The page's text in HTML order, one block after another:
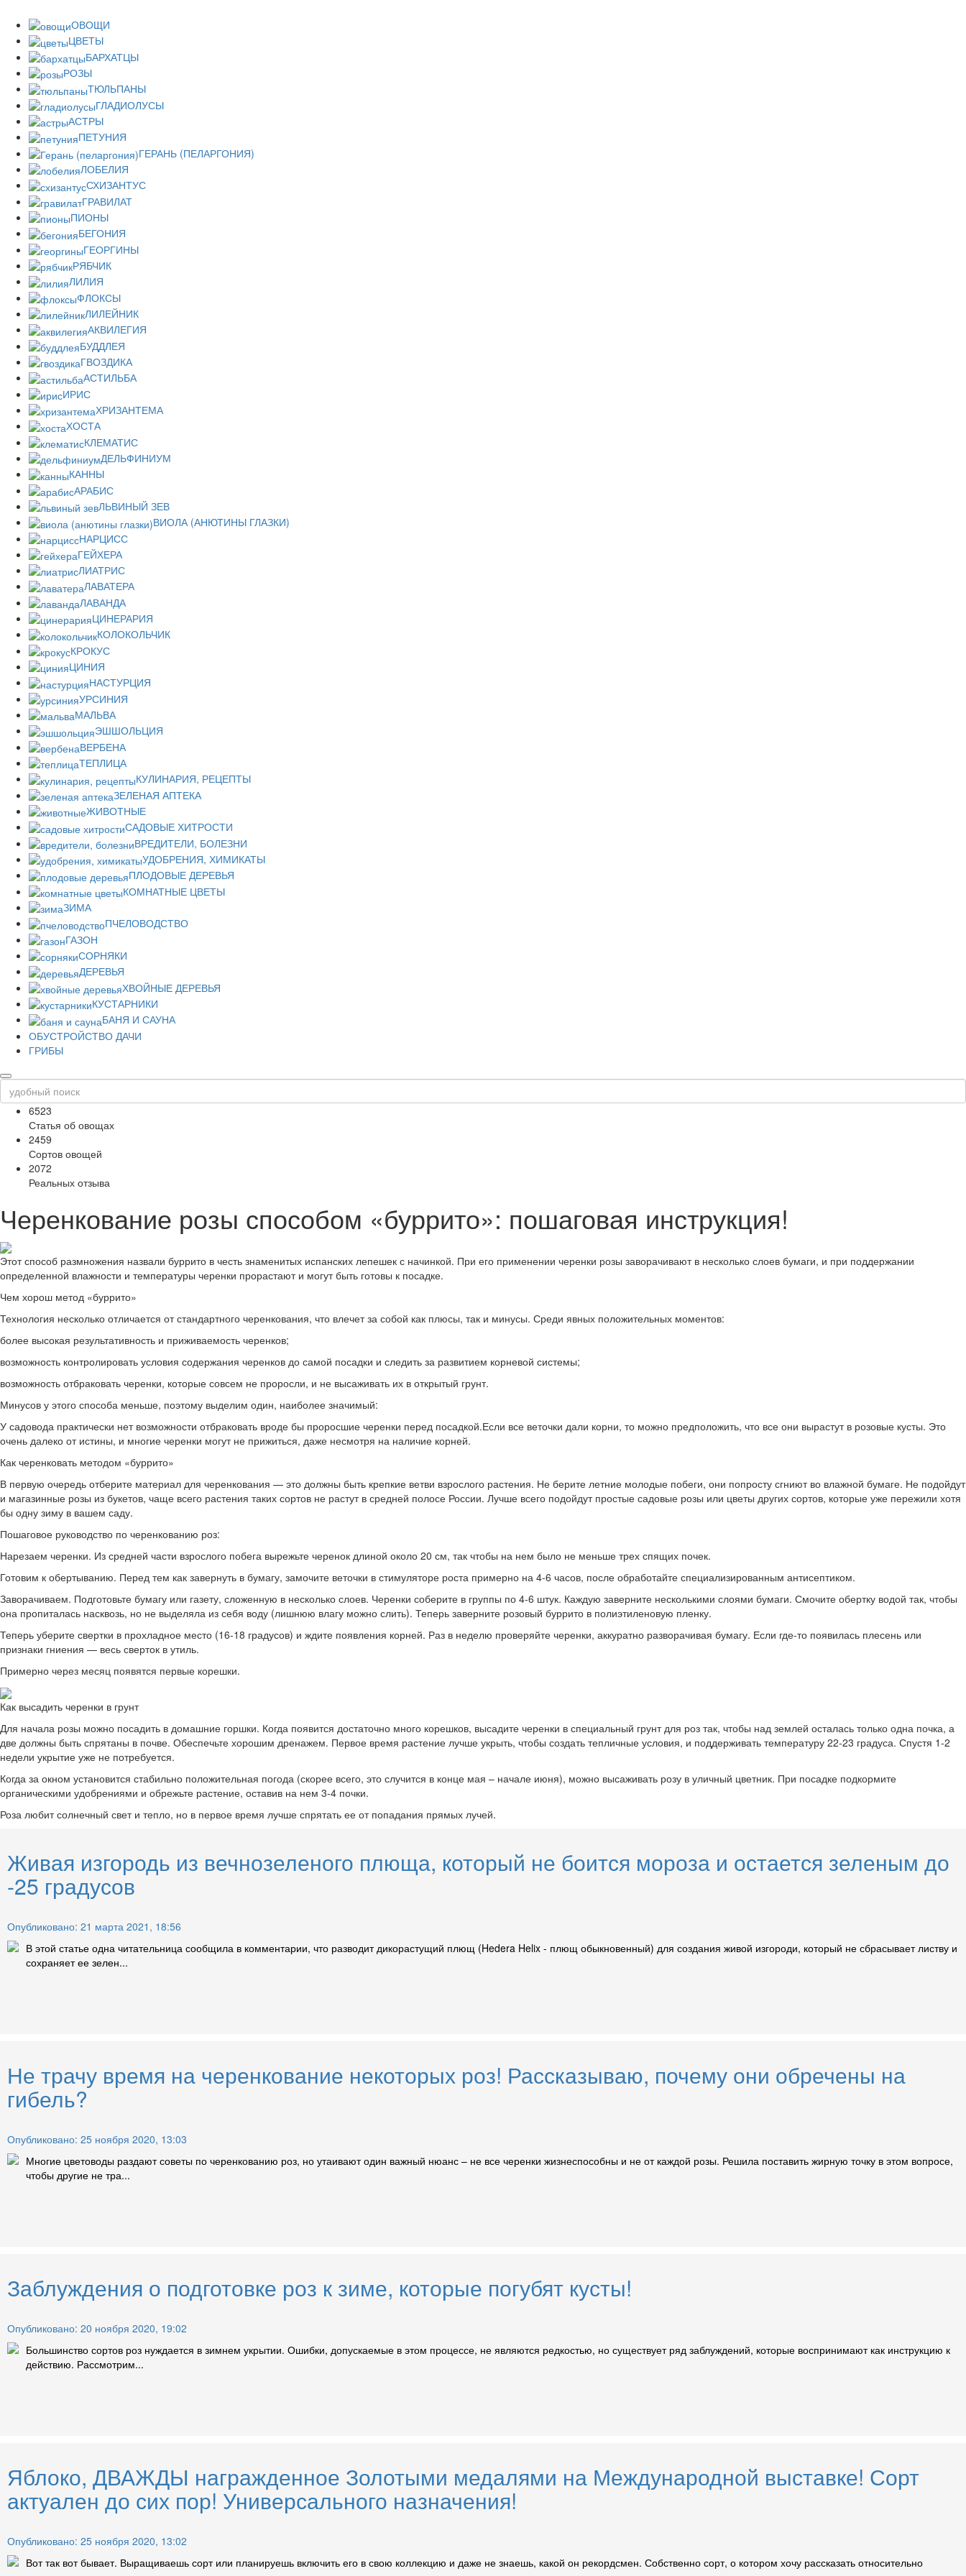
ОВОЩИ
ЦВЕТЫ
БАРХАТЦЫ
РОЗЫ
ТЮЛЬПАНЫ
ГЛАДИОЛУСЫ
АСТРЫ
ПЕТУНИЯ
ГЕРАНЬ (ПЕЛАРГОНИЯ)
ЛОБЕЛИЯ
СХИЗАНТУС
ГРАВИЛАТ
ПИОНЫ
БЕГОНИЯ
ГЕОРГИНЫ
РЯБЧИК
ЛИЛИЯ
ФЛОКСЫ
ЛИЛЕЙНИК
АКВИЛЕГИЯ
БУДДЛЕЯ
ГВОЗДИКА
АСТИЛЬБА
ИРИС
ХРИЗАНТЕМА
ХОСТА
КЛЕМАТИС
ДЕЛЬФИНИУМ
КАННЫ
АРАБИС
ЛЬВИНЫЙ ЗЕВ
ВИОЛА (АНЮТИНЫ ГЛАЗКИ)
НАРЦИСС
ГЕЙХЕРА
ЛИАТРИС
ЛАВАТЕРА
ЛАВАНДА
ЦИНЕРАРИЯ
КОЛОКОЛЬЧИК
КРОКУС
ЦИНИЯ
НАСТУРЦИЯ
УРСИНИЯ
МАЛЬВА
ЭШШОЛЬЦИЯ
ВЕРБЕНА
ТЕПЛИЦА
КУЛИНАРИЯ, РЕЦЕПТЫ
ЗЕЛЕНАЯ АПТЕКА
ЖИВОТНЫЕ
САДОВЫЕ ХИТРОСТИ
ВРЕДИТЕЛИ, БОЛЕЗНИ
УДОБРЕНИЯ, ХИМИКАТЫ
ПЛОДОВЫЕ ДЕРЕВЬЯ
КОМНАТНЫЕ ЦВЕТЫ
ЗИМА
ПЧЕЛОВОДСТВО
ГАЗОН
СОРНЯКИ
ДЕРЕВЬЯ
ХВОЙНЫЕ ДЕРЕВЬЯ
КУСТАРНИКИ
БАНЯ И САУНА
ОБУСТРОЙСТВО ДАЧИ
ГРИБЫ
6523
Статья об овощах
2459
Сортов овощей
2072
Реальных отзыва
Черенкование розы способом «буррито»: пошаговая инструкция!
Этот способ размножения назвали буррито в честь знаменитых испанских лепешек с начинкой. При его применении черенки розы заворачивают в несколько слоев бумаги, и при поддержании
определенной влажности и температуры черенки прорастают и могут быть готовы к посадке.
Чем хорош метод «буррито»
Технология несколько отличается от стандартного черенкования, что влечет за собой как плюсы, так и минусы. Среди явных положительных моментов:
более высокая результативность и приживаемость черенков;
возможность контролировать условия содержания черенков до самой посадки и следить за развитием корневой системы;
возможность отбраковать черенки, которые совсем не проросли, и не высаживать их в открытый грунт.
Минусов у этого способа меньше, поэтому выделим один, наиболее значимый:
У садовода практически нет возможности отбраковать вроде бы проросшие черенки перед посадкой.Если все веточки дали корни, то можно предположить, что все они вырастут в розовые кусты. Это
очень далеко от истины, и многие черенки могут не прижиться, даже несмотря на наличие корней.
Как черенковать методом «буррито»
В первую очередь отберите материал для черенкования — это должны быть крепкие ветви взрослого растения. Не берите летние молодые побеги, они попросту сгниют во влажной бумаге. Не подойдут
и магазинные розы из букетов, чаще всего растения таких сортов не растут в средней полосе России. Лучше всего подойдут простые садовые розы или цветы других сортов, которые уже пережили хотя
бы одну зиму в вашем саду.
Пошаговое руководство по черенкованию роз:
Нарезаем черенки. Из средней части взрослого побега вырежьте черенок длиной около 20 см, так чтобы на нем было не меньше трех спящих почек.
Готовим к обертыванию. Перед тем как завернуть в бумагу, замочите веточки в стимуляторе роста примерно на 4-6 часов, после обработайте специализированным антисептиком.
Заворачиваем. Подготовьте бумагу или газету, сложенную в несколько слоев. Черенки соберите в группы по 4-6 штук. Каждую заверните несколькими слоями бумаги. Смочите обертку водой так, чтобы
она пропиталась насквозь, но не выделяла из себя воду (лишнюю влагу можно слить). Теперь заверните розовый буррито в полиэтиленовую пленку.
Теперь уберите свертки в прохладное место (16-18 градусов) и ждите появления корней. Раз в неделю проверяйте черенки, аккуратно разворачивая бумагу. Если где-то появилась плесень или
признаки гниения — весь сверток в утиль.
Примерно через месяц появятся первые корешки.
Как высадить черенки в грунт
Для начала розы можно посадить в домашние горшки. Когда появится достаточно много корешков, высадите черенки в специальный грунт для роз так, чтобы над землей осталась только одна почка, а
две должны быть спрятаны в почве. Обеспечьте хорошим дренажем. Первое время растение лучше укрыть, чтобы создать тепличные условия, и поддерживать температуру 22-23 градуса. Спустя 1-2
недели укрытие уже не потребуется.
Когда за окном установится стабильно положительная погода (скорее всего, это случится в конце мая – начале июня), можно высаживать розу в уличный цветник. При посадке подкормите
органическими удобрениями и обрежьте растение, оставив на нем 3-4 почки.
Роза любит солнечный свет и тепло, но в первое время лучше спрятать ее от попадания прямых лучей.
Живая изгородь из вечнозеленого плюща, который не боится мороза и остается зеленым до
-25 градусов
Опубликовано: 21 марта 2021, 18:56
В этой статье одна читательница сообщила в комментарии, что разводит дикорастущий плющ (Hedera Helix - плющ обыкновенный) для создания живой изгороди, который не сбрасывает листву и
сохраняет ее зелен...
Не трачу время на черенкование некоторых роз! Рассказываю, почему они обречены на
гибель?
Опубликовано: 25 ноября 2020, 13:03
Многие цветоводы раздают советы по черенкованию роз, но утаивают один важный нюанс – не все черенки жизнеспособны и не от каждой розы. Решила поставить жирную точку в этом вопросе,
чтобы другие не тра...
Заблуждения о подготовке роз к зиме, которые погубят кусты!
Опубликовано: 20 ноября 2020, 19:02
Большинство сортов роз нуждается в зимнем укрытии. Ошибки, допускаемые в этом процессе, не являются редкостью, но существует ряд заблуждений, которые воспринимают как инструкцию к
действию. Рассмотрим...
Яблоко, ДВАЖДЫ награжденное Золотыми медалями на Международной выставке! Сорт
актуален до сих пор! Универсального назначения!
Опубликовано: 25 ноября 2020, 13:02
Вот так вот бывает. Выращиваешь сорт или планируешь включить его в свою коллекцию и даже не знаешь, какой он рекордсмен. Собственно сорт, о котором хочу рассказать относительно